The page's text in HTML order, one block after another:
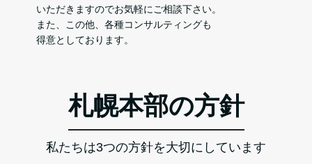
いただきますのでお気軽にご相談下さい。
また、この他、各種コンサルティングも
得意としております。
札幌本部の方針
私たちは3つの方針を大切にしています